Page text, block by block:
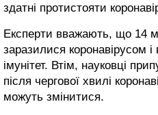
здатні протистояти
Експерти вважають, що 14
заразилися коронавірусом
імунітет. Втім, науковці
після чергової хвилі
можуть змінитися.